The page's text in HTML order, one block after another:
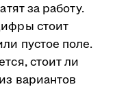
за работу.
стоит
пустое поле.
стоит ли
вариантов